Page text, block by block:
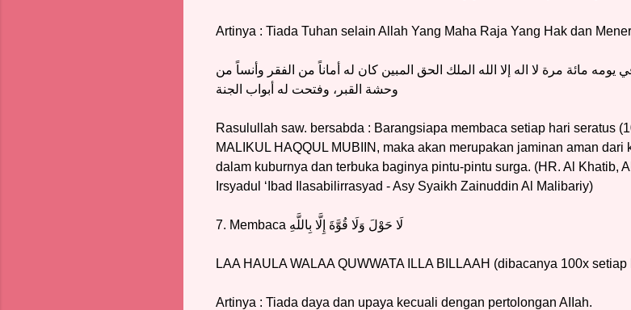
Artinya : Tiada Tuhan selain Allah Yang Maha Raja Yang Hak dan
مائة مرة لا اله إلا الله الملك الحق المبين كان له أماناً من الفقر وأنساً من
وحشة القبر، وفتحت له أبواب الجنة
Rasulullah saw. bersabda : Barangsiapa membaca setiap hari seratus
MALIKUL HAQQUL MUBIIN, maka akan merupakan jaminan aman
dalam kuburnya dan terbuka baginya pintu-pintu surga. (HR. Al Khatib,
Irsyadul ‘Ibad Ilasabilirrasyad - Asy Syaikh Zainuddin Al Malibariy)
7. Membaca لَا حَوْلَ وَلَا قُوَّةَ إِلَّا بِاللَّهِ
LAA HAULA WALAA QUWWATA ILLA BILLAAH (dibacanya 100x
Artinya : Tiada daya dan upaya kecuali dengan pertolongan AIIah.